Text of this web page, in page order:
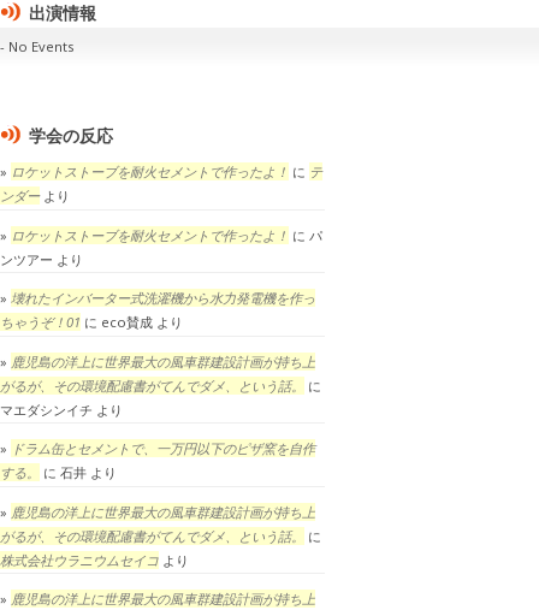
出演情報
No Events
学会の反応
ロケットストーブを耐火セメントで作ったよ！ に テ
ンダーより
ロケットストーブを耐火セメントで作ったよ！ に パ
ンツアー より
壊れたインバーター式洗濯機から水力発電機を作っ
ちゃうぞ！01 に eco賛成 より
鹿児島の洋上に世界最大の風車群建設計画が持ち上
がるが、その環境配慮書がてんでダメ、という話。
に
マエダシンイチ より
ドラム缶とセメントで、一万円以下のピザ窯を自作
する。
に 石井 より
鹿児島の洋上に世界最大の風車群建設計画が持ち上
がるが、その環境配慮書がてんでダメ、という話。
に
株式会社ウラニウムセイコ より
鹿児島の洋上に世界最大の風車群建設計画が持ち上